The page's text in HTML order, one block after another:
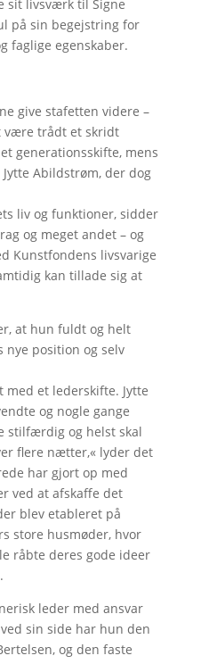
sit livsværk til Signe
på sin begejstring for
faglige egenskaber.
give stafetten videre –
være trådt et skridt
generationsskifte, mens
Abildstrøm, der dog
liv og funktioner, sidder
og meget andet – og
Kunstfondens livsvarige
kan tillade sig at
at hun fuldt og helt
nye position og selv
med et lederskifte. Jytte
og nogle gange
stilfærdig og helst skal
flere nætter,« lyder det
har gjort op med
ved at afskaffe det
blev etableret på
store husmøder, hvor
råbte deres gode ideer
leder med ansvar
sin side har hun den
og den faste